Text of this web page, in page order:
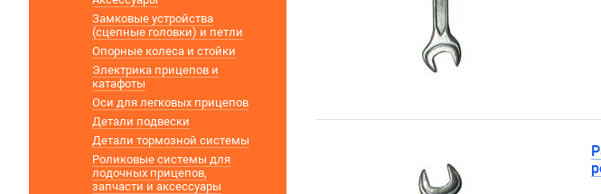
Замковые устройства
(сцепные головки) и петли
Опорные колеса и стойки
Электрика прицепов и
катафоты
Оси для легковых прицепов
Детали подвески
Детали тормозной системы
Роликовые системы для
лодочных прицепов,
запчасти и аксессуары